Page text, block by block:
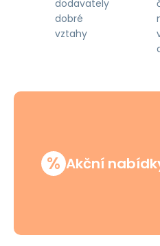
dodavately
dobré
vztahy
% Akční